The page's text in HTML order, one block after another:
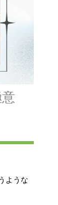
ような